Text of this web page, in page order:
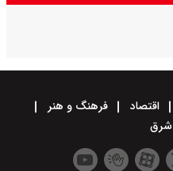
اقتصاد
فرهنگ و هنر